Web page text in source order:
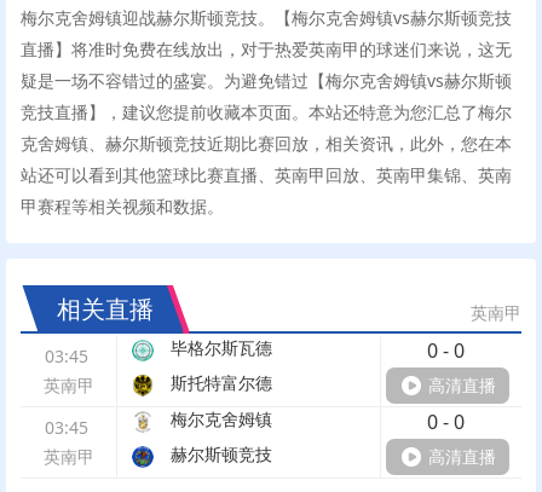
梅尔克舍姆镇迎战赫尔斯顿竞技。【梅尔克舍姆镇vs赫尔斯顿竞技
直播】将准时免费在线放出，对于热爱英南甲的球迷们来说，这无
疑是一场不容错过的盛宴。为避免错过【梅尔克舍姆镇vs赫尔斯顿
竞技直播】，建议您提前收藏本页面。本站还特意为您汇总了梅尔
克舍姆镇、赫尔斯顿竞技近期比赛回放，相关资讯，此外，您在本
站还可以看到其他篮球比赛直播、英南甲回放、英南甲集锦、英南
甲赛程等相关视频和数据。
相关直播
英南甲
03:45
英南甲
毕格尔斯瓦德 0-0
斯托特富尔德
高清直播
03:45
英南甲
梅尔克舍姆镇 0-0
赫尔斯顿竞技 高清直播